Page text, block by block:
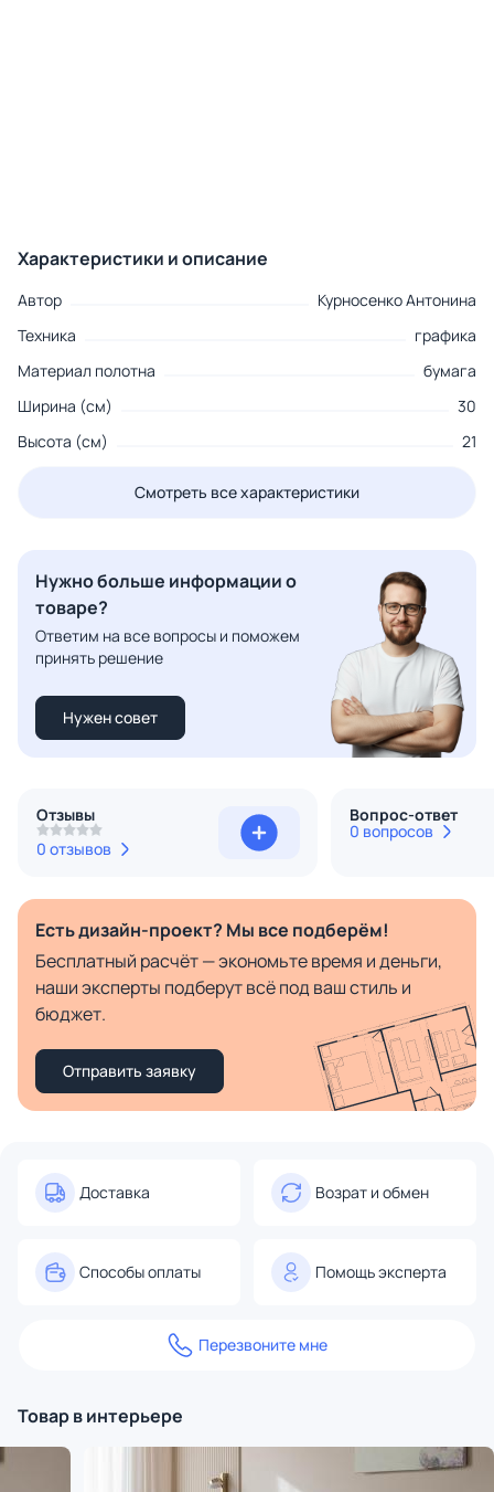
Характеристики и описание
Автор
Курносенко Антонина
Техника
графика
Материал полотна
бумага
Ширина (см)
30
Высота (см)
21
Смотреть все характеристики
Нужно больше информации о
товаре?
Ответим на все вопросы и поможем
принять решение
Нужен совет
Отзывы
0 отзывов
Вопрос-ответ
0 вопросов
Есть дизайн-проект? Мы все подберём!
Бесплатный расчёт — экономьте время и деньги,
наши эксперты подберут всё под ваш стиль и
бюджет.
Отправить заявку
Доставка Возрат и обмен
Способы оплаты Помощь эксперта
Перезвоните мне
Товар в интерьере